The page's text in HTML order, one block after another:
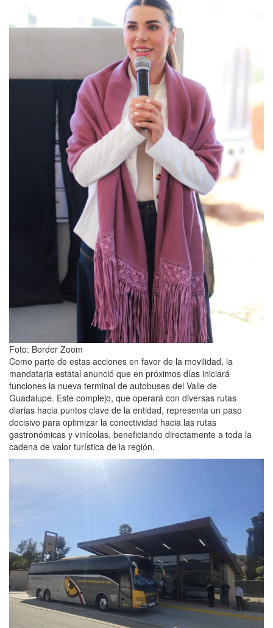
Foto: Border Zoom
Como parte de estas acciones en favor de la movilidad, la
mandataria estatal anunció que en próximos días iniciará
funciones la nueva terminal de autobuses del Valle de
Guadalupe. Este complejo, que operará con diversas rutas
diarias hacia puntos clave de la entidad, representa un paso
decisivo para optimizar la conectividad hacia las rutas
gastronómicas y vinícolas, beneficiando directamente a toda la
cadena de valor turística de la región.